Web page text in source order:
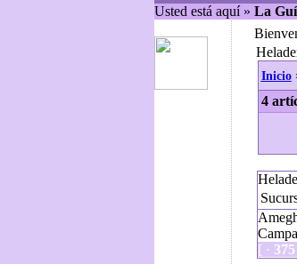
Usted está aquí » La
Inicio
4
[ · 375